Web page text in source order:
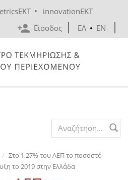
•
innovationEKT
Είσοδος
ΕΛ • EN
Search form
Στο 1,27% του ΑΕΠ το ποσοστό
το 2019 στην Ελλάδα